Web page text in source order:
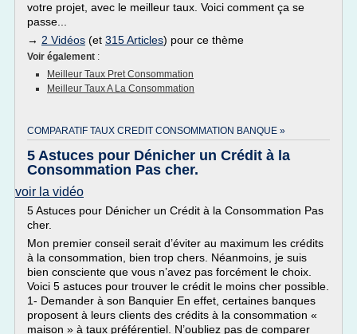
votre projet, avec le meilleur taux. Voici comment ça se
passe...
→ 2 Vidéos (et 315 Articles) pour ce thème
Voir également :
Meilleur Taux Pret Consommation
Meilleur Taux A La Consommation
COMPARATIF TAUX CREDIT CONSOMMATION BANQUE »
5 Astuces pour Dénicher un Crédit à la
Consommation Pas cher.
voir la vidéo
5 Astuces pour Dénicher un Crédit à la Consommation Pas
cher.
Mon premier conseil serait d’éviter au maximum les crédits
à la consommation, bien trop chers. Néanmoins, je suis
bien consciente que vous n’avez pas forcément le choix.
Voici 5 astuces pour trouver le crédit le moins cher possible.
1- Demander à son Banquier En effet, certaines banques
proposent à leurs clients des crédits à la consommation «
maison » à taux préférentiel. N’oubliez pas de comparer